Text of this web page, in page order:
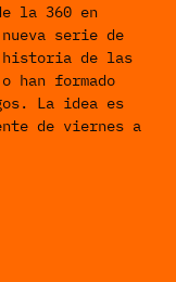
la 360 en
serie de
historia de las
han formado
La idea es
de viernes a